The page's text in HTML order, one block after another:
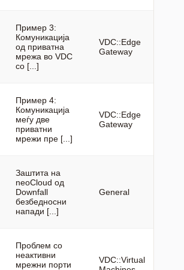
Пример 3:
Комуникација
од приватна
мрежа во VDC
со [...]
VDC::Edge
Gateway
Пример 4:
Комуникација
меѓу две
приватни
мрежи пре [...]
VDC::Edge
Gateway
Заштита на
neoCloud од
Downfall
безбедносни
напади [...]
General
Проблем со
неактивни
мрежни порти
VDC::Virtual